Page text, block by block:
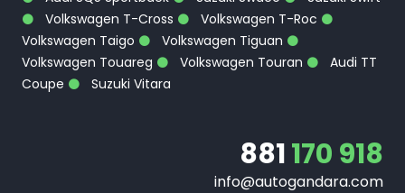
Volkswagen T-Cross
Volkswagen T-Roc
Volkswagen Taigo
Volkswagen Tiguan
Volkswagen Touareg
Volkswagen Touran
Audi TT
Coupe
Suzuki Vitara
881170 918
info@autogandara.com